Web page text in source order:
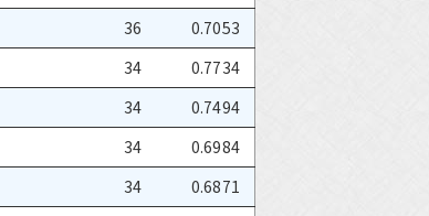
36
0.7053
34
0.7734
34
0.7494
34
0.6984
34
0.6871